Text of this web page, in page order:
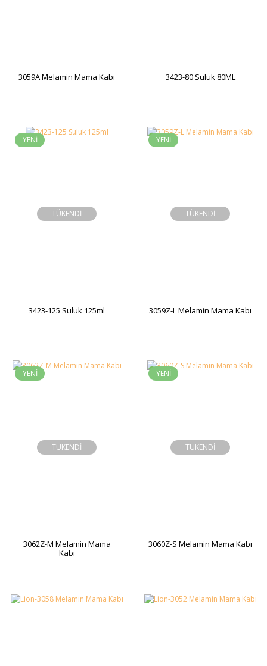
3059A Melamin Mama Kabı 3423-80 Suluk 80ML
YENİ
TÜKENDİ
3423-125 Suluk 125ml
YENİ
TÜKENDİ
3059Z-L Melamin Mama Kabı
YENİ
TÜKENDİ
3062Z-M Melamin Mama
Kabı
YENİ
TÜKENDİ
3060Z-S Melamin Mama Kabı